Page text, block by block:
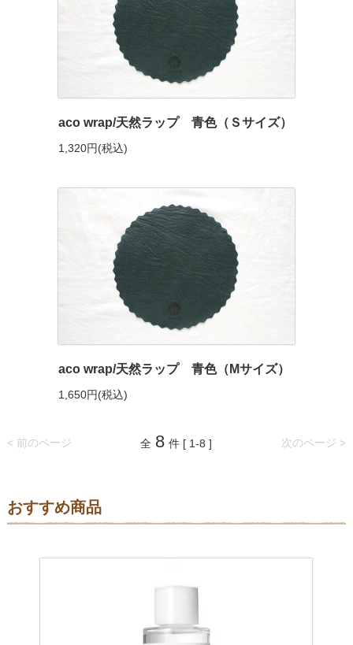
aco wrap/天然ラップ 青色（Ｓサイズ）
1,320円(税込)
aco wrap/天然ラップ 青色（Mサイズ）
1,650円(税込)
< 前のページ 次のページ >
全 8 件 [ 1-8 ]
おすすめ商品